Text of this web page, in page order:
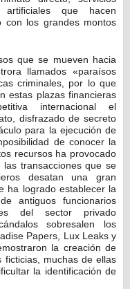
que hacen
con los grandes montos
que se mueven hacia
llamados «paraísos
criminales, por lo que
estas plazas financieras
internacional el
disfrazado de secreto
para la ejecución de
de conocer la
recursos ha provocado
transacciones que se
desatan una gran
ha logrado establecer la
antiguos funcionarios
del sector privado
sobresalen los
Papers, Lux Leaks y
la creación de
ficticias, muchas de ellas
la identificación de